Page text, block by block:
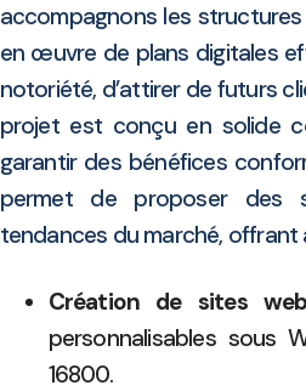
accompagnons les
en œuvre de plans digitales
notoriété, d’attirer de futurs
projet est conçu en solide
garantir des bénéfices
permet de proposer des
tendances du marché, offrant
Création de sites web
personnalisables sous
16800.